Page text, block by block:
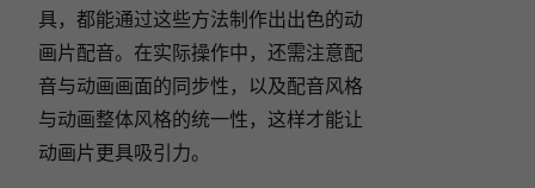
具，都能通过这些方法制作出出色的动
画片配音。在实际操作中，还需注意配
音与动画画面的同步性，以及配音风格
与动画整体风格的统一性，这样才能让
动画片更具吸引力。